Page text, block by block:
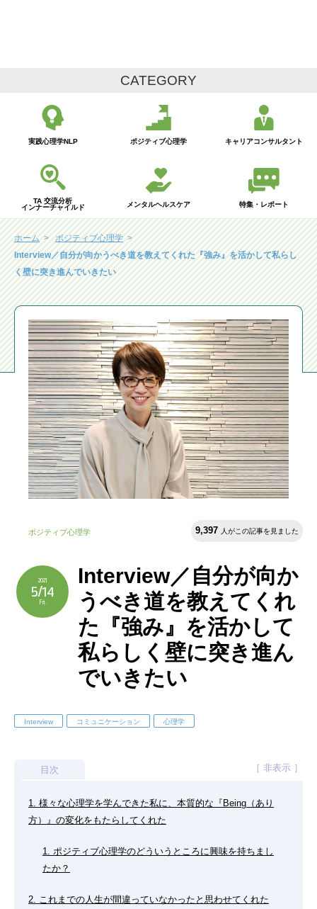
CATEGORY
実践心理学NLP ポジティブ心理学 キャリアコンサルタント
TA 交流分析
インナーチャイルド
メンタルヘルスケア 特集・レポート
ホーム
ポジティブ心理学
Interview／自分が向かうべき道を教えてくれた『強み』を活かして私らし
く壁に突き進んでいきたい
ポジティブ心理学 9,397 人がこの記事を見ました
2021
5/14
Fri.
Interview／自分が向か
うべき道を教えてくれ
た『強み』を活かして
私らしく壁に突き進ん
でいきたい
Interview コミュニケーション 心理学
目次 ［ 非表示 ］
1. 様々な心理学を学んできた私に、本質的な『Being（あり
方）』の変化をもたらしてくれた
1. ポジティブ心理学のどういうところに興味を持ちまし
たか？
2. これまでの人生が間違っていなかったと思わせてくれた